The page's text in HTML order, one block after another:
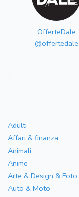
OfferteDale
@offertedale
Adulti
Affari & finanza
Animali
Anime
Arte & Design & Foto
Auto & Moto